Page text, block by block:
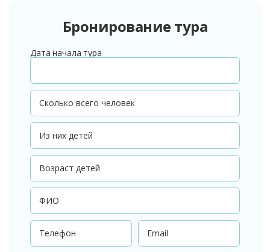
Бронирование тура
Дата начала тура